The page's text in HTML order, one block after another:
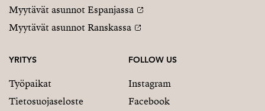
Myytävät asunnot Espanjassa
Myytävät asunnot Ranskassa
YRITYS
Työpaikat
Tietosuojaseloste
FOLLOW US
Instagram
Facebook